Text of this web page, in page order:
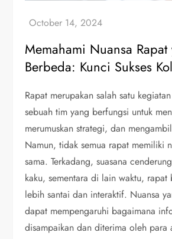
Memahami Nuansa Rapat
Berbeda: Kunci Sukses
Rapat merupakan salah satu
sebuah tim yang berfungsi untuk
merumuskan strategi, dan
Namun, tidak semua rapat memiliki
sama. Terkadang, suasana
kaku, sementara di lain waktu, rapat
lebih santai dan interaktif. Nuansa
dapat mempengaruhi bagaimana
disampaikan dan diterima oleh para